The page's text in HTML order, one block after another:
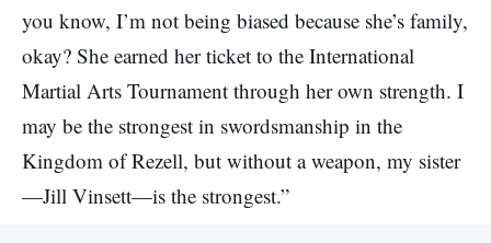
you know, I’m not being biased because she’s family,
okay? She earned her ticket to the International
Martial Arts Tournament through her own strength. I
may be the strongest in swordsmanship in the
Kingdom of Rezell, but without a weapon, my sister
—Jill Vinsett—is the strongest.”